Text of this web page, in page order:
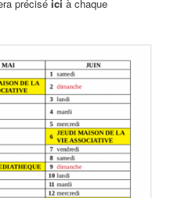
préciséicià chaque